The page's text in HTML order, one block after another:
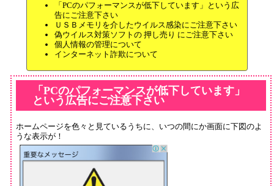
「PCのパフォーマンスが低下しています」という広
告にご注意下さい
ＵＳＢメモリを介したウイルス感染にご注意下さい
偽ウイルス対策ソフトの 押し売り にご注意下さい
個人情報の管理について
インターネット詐欺について
「PCのパフォーマンスが低下しています」
という広告にご注意下さい
ホームページを色々と見ているうちに、いつの間にか画面に下図のよ
うな表示が！